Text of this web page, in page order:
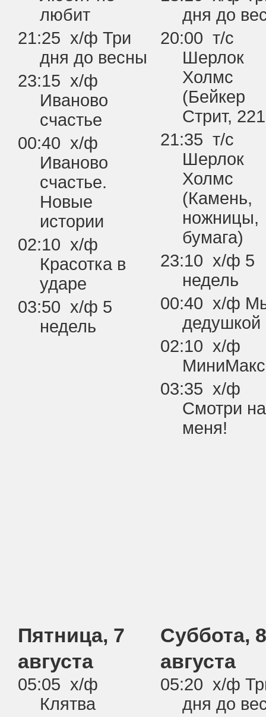
любит
21:25 х/ф Три
дня до весны
23:15 х/ф
Иваново
счастье
00:40 х/ф
Иваново
счастье.
Новые
истории
02:10 х/ф
Красотка в
ударе
03:50 х/ф 5
недель
дня до
20:00 т/с
Шерлок
Холмс
(Бейкер
Стрит,
21:35 т/с
Шерлок
Холмс
(Камень,
ножницы,
бумага)
23:10 х/ф 5
недель
00:40 х/ф
дедушкой
02:10 х/ф
МиниМакс
03:35 х/ф
Смотри на
меня!
Пятница, 7
августа
05:05 х/ф
Клятва
Суббота, 8
августа
05:20 х/ф
дня до